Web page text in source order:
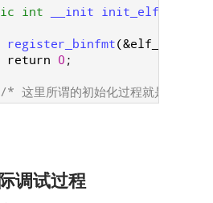
int __init init_elf_binfmt
register_binfmt(&elf_format
return 0 ;
/* 这里所谓的初始化过程就是将上面
调试过程